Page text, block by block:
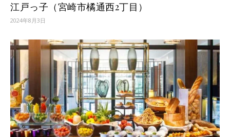
江戸っ子（宮崎市橘通西2丁目）
2024年8月3日